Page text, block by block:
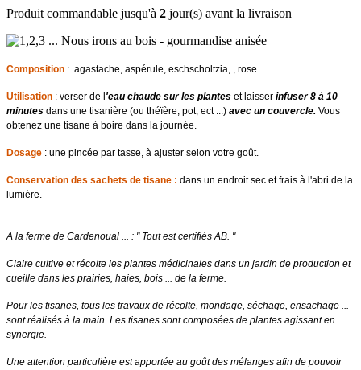
Produit commandable jusqu'à 2 jour(s) avant la livraison
Composition : agastache, aspérule, eschscholtzia, , rose
Utilisation : verser de l'eau chaude sur les plantes et laisser infuser 8 à 10
minutes dans une tisanière (ou théïère, pot, ect ...) avec un couvercle. Vous
obtenez une tisane à boire dans la journée.
Dosage : une pincée par tasse, à ajuster selon votre goût.
Conservation des sachets de tisane : dans un endroit sec et frais à l'abri de la
lumière.
A la ferme de Cardenoual ... : " Tout est certifiés AB. "
Claire cultive et récolte les plantes médicinales dans un jardin de production et
cueille dans les prairies, haies, bois ... de la ferme.
Pour les tisanes, tous les travaux de récolte, mondage, séchage, ensachage ...
sont réalisés à la main. Les tisanes sont composées de plantes agissant en
synergie.
Une attention particulière est apportée au goût des mélanges afin de pouvoir